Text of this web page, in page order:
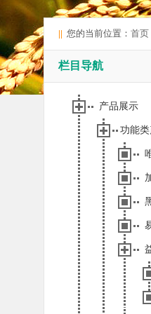
|| 您的当前位置： 首页
栏目导航
产品展示
功能